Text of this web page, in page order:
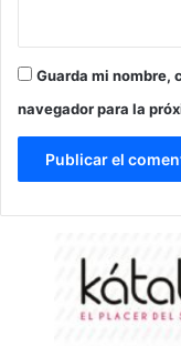
Guarda mi nombre,
navegador para la